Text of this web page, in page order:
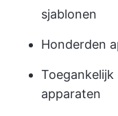
sjablonen
Honderden
apparaten